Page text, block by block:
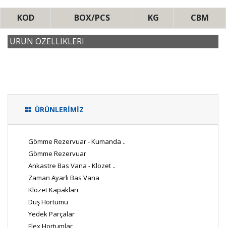
KOD BOX/PCS KG CBM
ÜRÜN ÖZELLIKLERI
ÜRÜNLERİMİZ
Gömme Rezervuar - Kumanda ..
Gömme Rezervuar
Ankastre Bas Vana - Klozet ..
Zaman Ayarlı Bas Vana
Klozet Kapakları
Duş Hortumu
Yedek Parçalar
Flex Hortumlar